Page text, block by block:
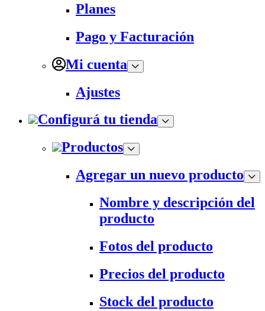
Planes
Pago y Facturación
Mi cuenta
Ajustes
Configurá tu tienda
Productos
Agregar un nuevo producto
Nombre y descripción del
producto
Fotos del producto
Precios del producto
Stock del producto